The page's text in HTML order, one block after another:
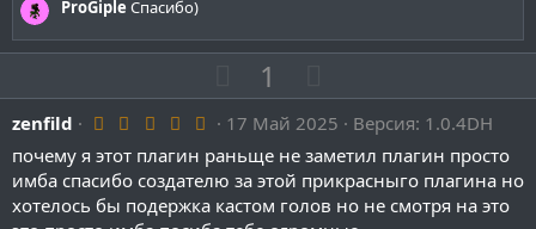
с с
в
н
ы
й
г
о
л
в
н
ы
й
г
о
л
з
д
ProGiple Спасибо)
о
з
и
т
и
1
е
г
а
т
и
zenfild 5
0
0
з
в
17 Май 2025
Версия: 1.0.4DH
почему я этот плагин раньще не заметил плагин просто
имба спасибо создателю за этой прикрасныго плагина но
хотелось бы подержка кастом голов но не смотря на это